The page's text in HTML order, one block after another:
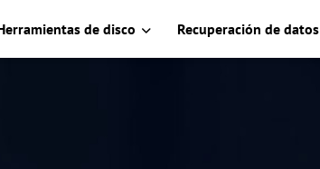
de disco Recuperación de datos